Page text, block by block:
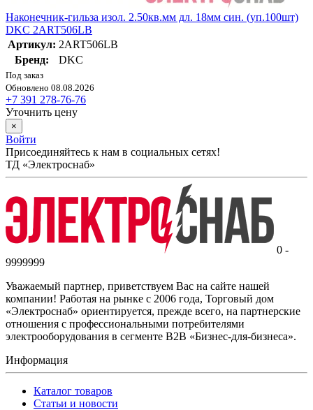
Наконечник-гильза изол. 2.50кв.мм дл. 18мм син. (уп.100шт)
DKC 2ART506LB
Артикул: 2ART506LB
Бренд:
DKC
Под заказ
Обновлено 08.08.2026
+7 391 278-76-76
Уточнить цену
×
Войти
Присоединяйтесь к нам в социальных сетях!
ТД «Электроснаб»
0 -
9999999
Уважаемый партнер, приветствуем Вас на сайте нашей
компании! Работая на рынке с 2006 года, Торговый дом
«Электроснаб» ориентируется, прежде всего, на партнерские
отношения с профессиональными потребителями
электрооборудования в сегменте B2B «Бизнес-для-бизнеса».
Информация
Каталог товаров
Статьи и новости